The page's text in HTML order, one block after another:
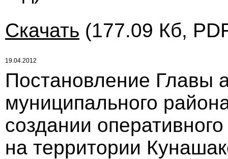
Скачать (177.09 Кб,
19.04.2012
Постановление Главы
муниципального
создании
на территории